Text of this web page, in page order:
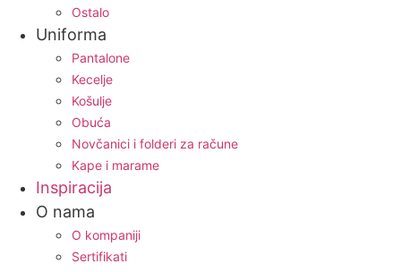
Ostalo
Uniforma
Pantalone
Kecelje
Košulje
Obuća
Novčanici i folderi za račune
Kape i marame
Inspiracija
O nama
O kompaniji
Sertifikati